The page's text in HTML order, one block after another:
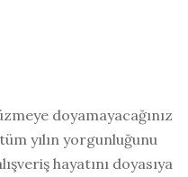
doyamayacağınız
yılın yorgunluğunu
hayatını doyasıya